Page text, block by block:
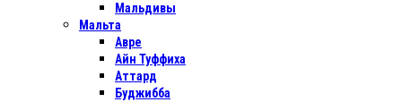
Мальдивы
Мальта
Авре
Айн Туффиха
Аттард
Буджибба